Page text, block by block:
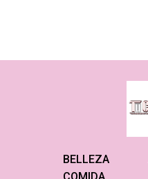
BELLEZA